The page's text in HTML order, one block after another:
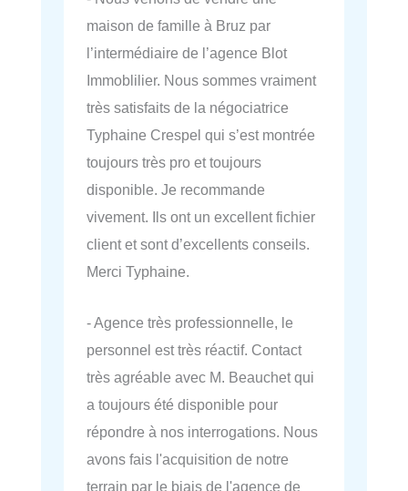
maison de famille à Bruz par
l’intermédiaire de l’agence Blot
Immoblilier. Nous sommes vraiment
très satisfaits de la négociatrice
Typhaine Crespel qui s’est montrée
toujours très pro et toujours
disponible. Je recommande
vivement. Ils ont un excellent fichier
client et sont d’excellents conseils.
Merci Typhaine.
- Agence très professionnelle, le
personnel est très réactif. Contact
très agréable avec M. Beauchet qui
a toujours été disponible pour
répondre à nos interrogations. Nous
avons fais l'acquisition de notre
terrain par le biais de l'agence de